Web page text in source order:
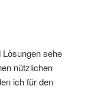
sehe
nützlichen
ich für den